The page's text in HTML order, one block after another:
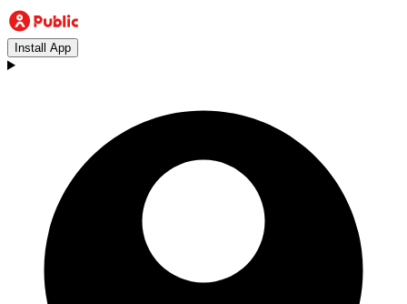
Install App